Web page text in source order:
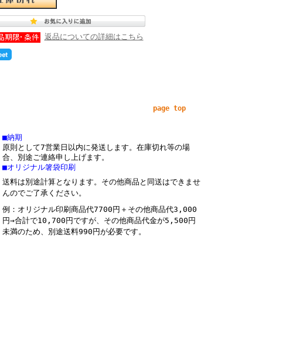
返品についての詳細はこちら
page top
■納期
原則として7営業日以内に発送します。在庫切れ等の場
合、別途ご連絡申し上げます。
■オリジナル箸袋印刷
送料は別途計算となります。その他商品と同送はできませ
んのでご了承ください。
例：オリジナル印刷商品代7700円＋その他商品代3,000
円→合計で10,700円ですが、その他商品代金が5,500円
未満のため、別途送料990円が必要です。